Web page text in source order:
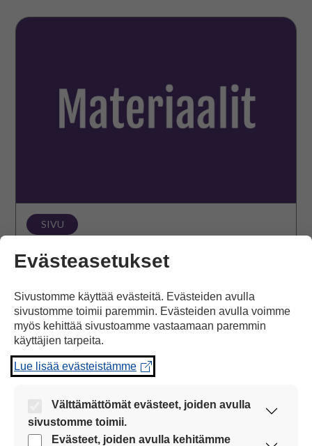
SIVU
Materiaalit
materiaaleja eri kommunikointikeinoilla sekä pelejä
yhteisiin vuorovaikutushetkiin.
Kuvatyökalut
Evästeasetukset
Sivustomme käyttää evästeitä. Evästeiden avulla
sivustomme toimii paremmin. Evästeiden avulla voimme
myös kehittää sivustoamme vastaamaan paremmin
käyttäjien tarpeita.
Lue lisää evästeistämme
Välttämättömät evästeet, joiden avulla
sivustomme toimii.
Nämä evästeet ovat aina käytössä, jotta
Evästeet, joiden avulla kehitämme